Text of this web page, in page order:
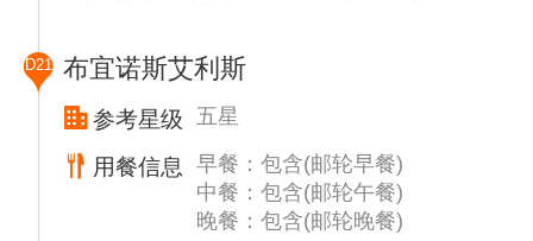
D21 布宜诺斯艾利斯
参考星级 五星
用餐信息
早餐：包含(邮轮早餐)
中餐：包含(邮轮午餐)
晚餐：包含(邮轮晚餐)